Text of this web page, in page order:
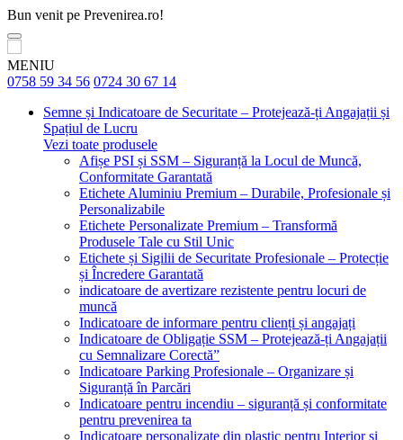
Bun venit pe Prevenirea.ro!
MENIU
0758 59 34 56 0724 30 67 14
Semne și Indicatoare de Securitate – Protejează-ți Angajații și
Spațiul de Lucru
Vezi toate produsele
Afișe PSI și SSM – Siguranță la Locul de Muncă,
Conformitate Garantată
Etichete Aluminiu Premium – Durabile, Profesionale și
Personalizabile
Etichete Personalizate Premium – Transformă
Produsele Tale cu Stil Unic
Etichete și Sigilii de Securitate Profesionale – Protecție
și Încredere Garantată
indicatoare de avertizare rezistente pentru locuri de
muncă
Indicatoare de informare pentru clienți și angajați
Indicatoare de Obligație SSM – Protejează-ți Angajații
cu Semnalizare Corectă”
Indicatoare Parking Profesionale – Organizare și
Siguranță în Parcări
Indicatoare pentru incendiu – siguranță și conformitate
pentru prevenirea ta
Indicatoare personalizate din plastic pentru Interior și